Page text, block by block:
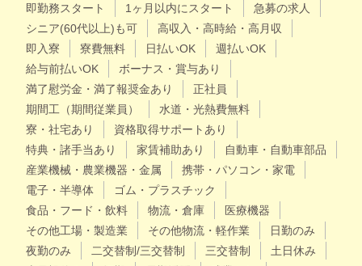
即勤務スタート
1ヶ月以内にスタート
急募の求人
シニア(60代以上)も可
高収入・高時給・高月収
即入寮
寮費無料 日払いOK
週払いOK
給与前払いOK
ボーナス・賞与あり
満了慰労金・満了報奨金あり
正社員
期間工（期間従業員）
水道・光熱費無料
寮・社宅あり
資格取得サポートあり
特典・諸手当あり
家賃補助あり
自動車・自動車部品
産業機械・農業機器・金属
携帯・パソコン・家電
電子・半導体
ゴム・プラスチック
食品・フード・飲料
物流・倉庫
医療機器
その他工場・製造業
その他物流・軽作業
日勤のみ
夜勤のみ
二交替制/三交替制 三交替制
土日休み